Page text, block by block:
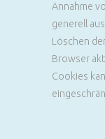
Annahme
generell
Löschen
Browser
Cookies